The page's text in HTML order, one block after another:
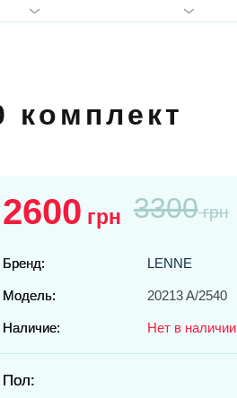
комплект
2600 грн 3300грн
Бренд: LENNE
Модель: 20213 A/2540
Наличие: Нет в наличии
Пол: